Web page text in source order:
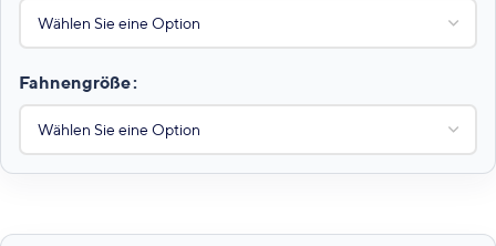
Fahnengröße